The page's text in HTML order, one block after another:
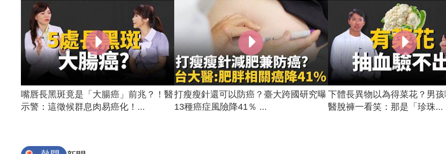
嘴唇長黑斑竟是「大腸癌」前兆？！醫
示警：這徵候群息肉易癌化！...
打瘦瘦針還可以防癌？臺大跨國研究曝
13種癌症風險降41％ ...
下體長異物以為得菜花？男
醫脫褲一看笑：那是「珍珠...